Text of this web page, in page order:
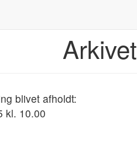
Arkivet
blivet afholdt:
kl. 10.00